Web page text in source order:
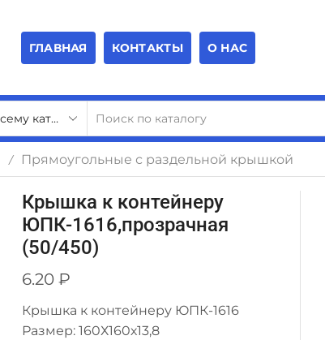
ГЛАВНАЯ КОНТАКТЫ О НАС
/ Прямоугольные с раздельной крышкой
Крышка к контейнеру
ЮПК-1616,прозрачная
(50/450)
6.20 ₽
Крышка к контейнеру ЮПК-1616
Размер: 160Х160х13,8